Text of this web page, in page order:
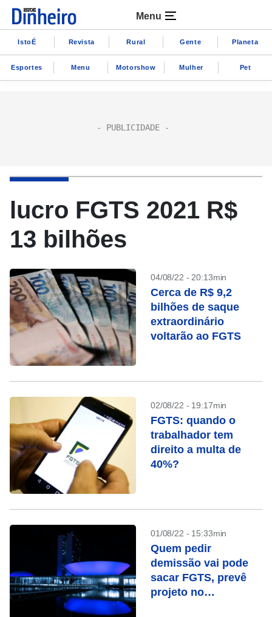
Menu
IstoÉ Revista Rural Gente Planeta
Esportes Menu Motorshow Mulher Pet
lucro FGTS 2021 R$
13 bilhões
04/08/22 - 20:13min
Cerca de R$ 9,2
bilhões de saque
extraordinário
voltarão ao FGTS
02/08/22 - 19:17min
FGTS: quando o
trabalhador tem
direito a multa de
40%?
01/08/22 - 15:33min
Quem pedir
demissão vai pode
sacar FGTS, prevê
projeto no